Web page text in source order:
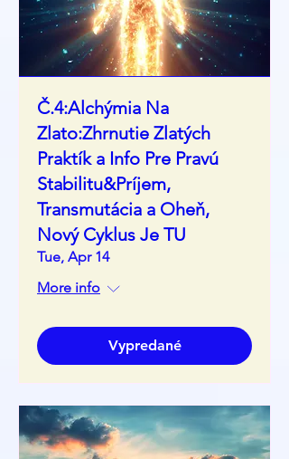
Č.4:Alchýmia Na
Zlato:Zhrnutie Zlatých
Praktík a Info Pre Pravú
Stabilitu&Príjem,
Transmutácia a Oheň,
Nový Cyklus Je TU
Tue, Apr 14
More info
Vypredané